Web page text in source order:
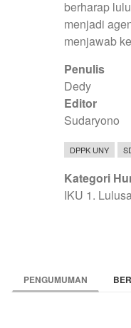
berharap
menjadi
menjawab
Penulis
Dedy
Editor
Sudaryono
DPPK UNY
Kategori
IKU 1.
PENGUMUMAN